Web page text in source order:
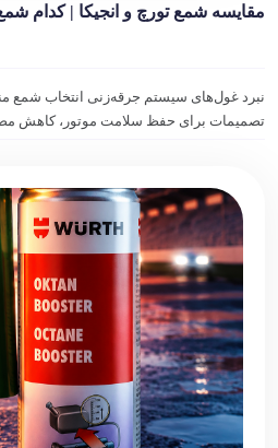
نبرد غول‌های سیستم جرقه‌زنی انتخاب شمع
تصمیمات برای حفظ سلامت موتور، کاهش